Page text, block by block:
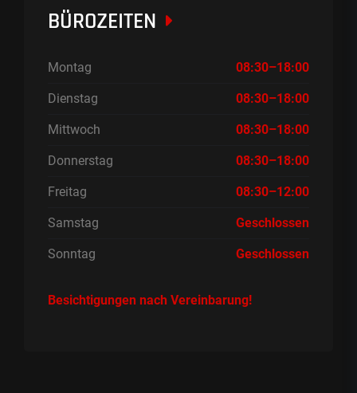
BÜROZEITEN
Montag 08:30–18:00
Dienstag 08:30–18:00
Mittwoch 08:30–18:00
Donnerstag 08:30–18:00
Freitag 08:30–12:00
Samstag Geschlossen
Sonntag Geschlossen
Besichtigungen nach Vereinbarung!